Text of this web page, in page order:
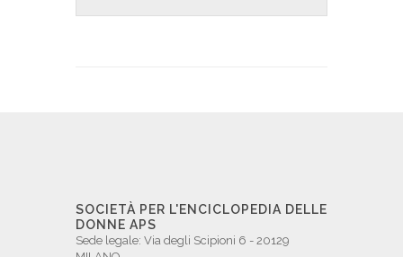
SOCIETÀ PER L'ENCICLOPEDIA DELLE
DONNE APS
Sede legale: Via degli Scipioni 6 - 20129